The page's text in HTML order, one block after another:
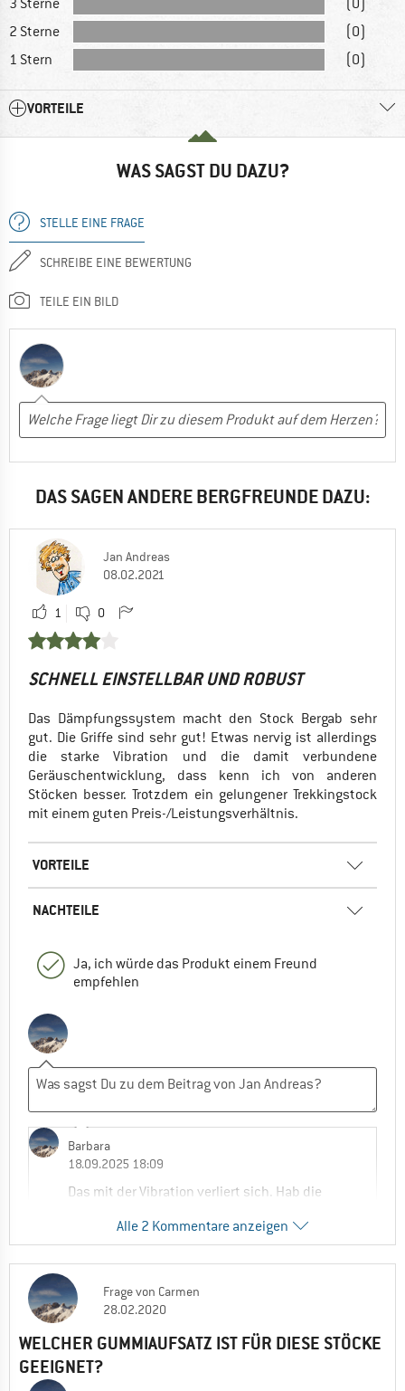
2 Sterne
(0)
1 Stern
(0)
VORTEILE
WAS SAGST DU DAZU?
STELLE EINE FRAGE
SCHREIBE EINE BEWERTUNG
TEILE EIN BILD
DAS SAGEN ANDERE BERGFREUNDE DAZU:
Jan Andreas
08.02.2021
1 0
SCHNELL EINSTELLBAR UND ROBUST
Das Dämpfungssystem macht den Stock Bergab sehr
gut. Die Griffe sind sehr gut! Etwas nervig ist allerdings
die starke Vibration und die damit verbundene
Geräuschentwicklung, dass kenn ich von anderen
Stöcken besser. Trotzdem ein gelungener Trekkingstock
mit einem guten Preis-/Leistungsverhältnis.
VORTEILE
NACHTEILE
Ja, ich würde das Produkt einem Freund
empfehlen
Barbara
18.09.2025 18:09
Das mit der Vibration verliert sich. Hab die
ausprobiert und bin sehr zufrieden. Die
Stöcke sind stabil und ich hab mich sogar
0 Kommentieren
Barbara
18.09.2025 18:11
Alle 2 Kommentare anzeigen
Fragevon Carmen
28.02.2020
WELCHER GUMMIAUFSATZ IST FÜR DIESE STÖCKE
GEEIGNET?